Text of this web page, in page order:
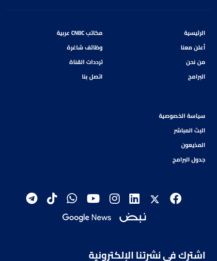
الرئيسية
أعلن معنا
من نحن
البرامج
مكاتب CNBC عربية
وظائف شاغرة
ترددات القناة
اتصل بنا
سياسة الخصوصية
البث المباشر
المذيعون
جدول البرامج
اشترك في نشرتنا الإلكترونية